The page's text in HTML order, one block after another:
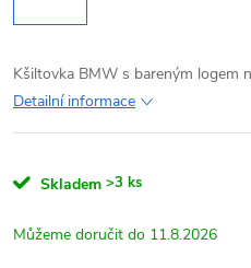
Kšiltovka BMW s bareným logem
Detailní informace
Skladem >3 ks
11.8.2026